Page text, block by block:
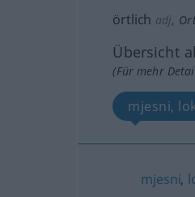
örtlich adj,
Übersicht
(Für mehr
mjesni,
mjesni,